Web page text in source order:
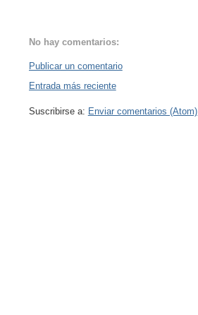
No hay comentarios:
Publicar un comentario
Entrada más reciente
Suscribirse a: Enviar comentarios (Atom)